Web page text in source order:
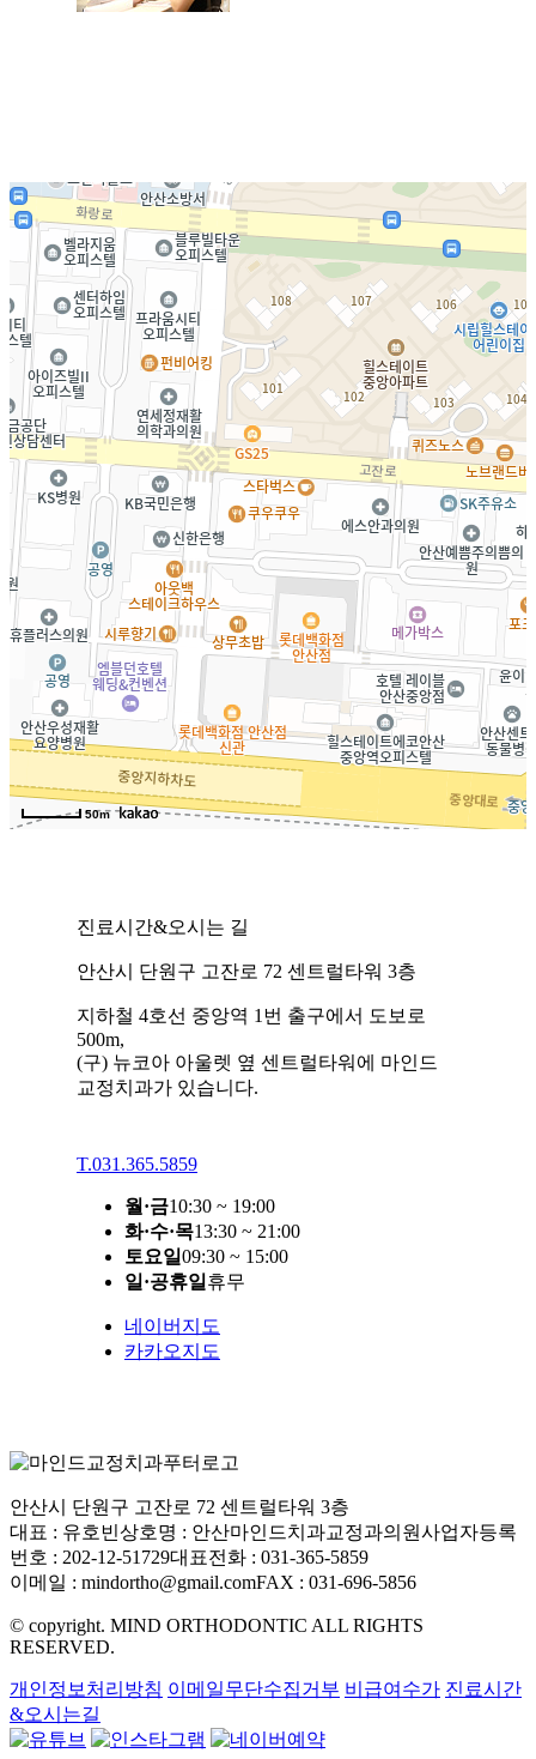
50m
진료시간&오시는 길
안산시 단원구 고잔로 72 센트럴타워 3층
지하철 4호선 중앙역 1번 출구에서 도보로
500m,
(구) 뉴코아 아울렛 옆 센트럴타워에 마인드
교정치과가 있습니다.
T.031.365.5859
월·금10:30 ~ 19:00
화·수·목13:30 ~ 21:00
토요일09:30 ~ 15:00
일·공휴일 휴무
네이버지도
카카오지도
안산시 단원구 고잔로 72 센트럴타워 3층
대표 : 유호빈상호명 : 안산마인드치과교정과의원사업자등록
번호 : 202-12-51729대표전화 : 031-365-5859
이메일 : mindortho@gmail.comFAX : 031-696-5856
© copyright. MIND ORTHODONTIC ALL RIGHTS
RESERVED.
개인정보처리방침 이메일무단수집거부 비급여수가 진료시간
&오시는길